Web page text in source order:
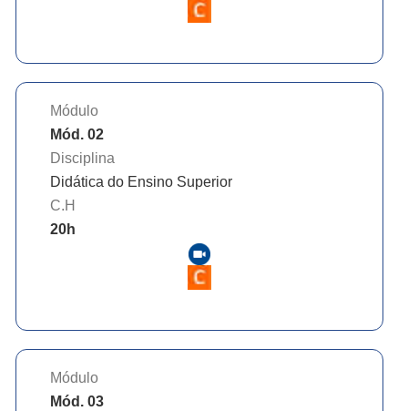
Módulo
Mód. 02
Disciplina
Didática do Ensino Superior
C.H
20h
Módulo
Mód. 03